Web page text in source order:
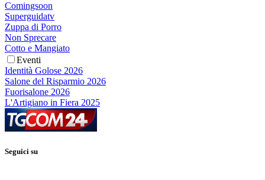
Comingsoon
Superguidatv
Zuppa di Porro
Non Sprecare
Cotto e Mangiato
Eventi
Identità Golose 2026
Salone del Risparmio 2026
Fuorisalone 2026
L'Artigiano in Fiera 2025
Seguici su